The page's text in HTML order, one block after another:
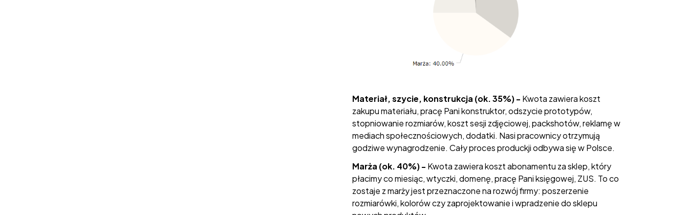
Materiał, szycie, konstrukcja (ok. 35%) - Kwota zawiera koszt
zakupu materiału, pracę Pani konstruktor, odszycie prototypów,
stopniowanie rozmiarów, koszt sesji zdjęciowej, packshotów, reklamę w
mediach społecznościowych, dodatki. Nasi pracownicy otrzymują
godziwe wynagrodzenie. Cały proces produckji odbywa się w Polsce.
Marża (ok. 40%) - Kwota zawiera koszt abonamentu za sklep, który
płacimy co miesiąc, wtyczki, domenę, pracę Pani księgowej, ZUS. To co
zostaje z marży jest przeznaczone na rozwój firmy: poszerzenie
rozmiarówki, kolorów czy zaprojektowanie i wpradzenie do sklepu